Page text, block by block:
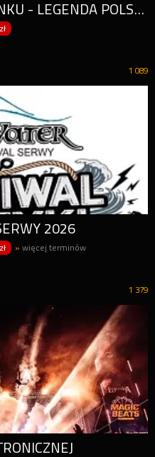
PIERWSZY RAZ W BARLINKU - LEGENDA POLSKIEGO RAPU PEJA / SLUMS ATTACK NA LETNIEJ SCENIE!
1 089
2026
»więcej terminów
1 379